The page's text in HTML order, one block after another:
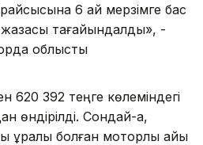
6 ай мерзімге бас
тағайындалды», -
облыстық
620 392 теңге көлеміндегі
өндірілді. Сондай-ақ,
құралы болған моторлы қайық